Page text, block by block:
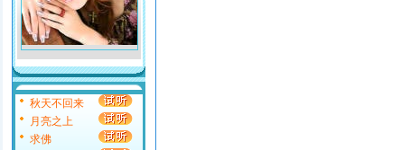
秋天不回来
月亮之上
求佛